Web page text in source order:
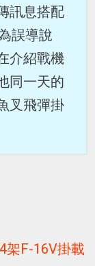
訊息搭配
誤導說
介紹戰機
同一天的
叉飛彈掛
架F-16V掛載